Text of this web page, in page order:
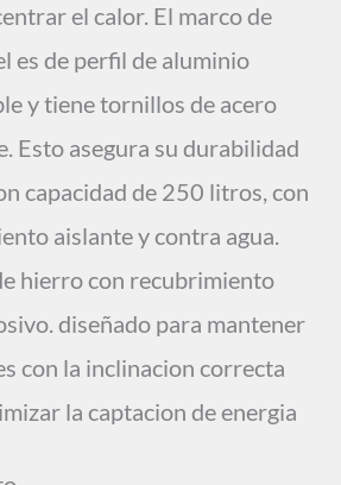
el calor. El marco de
es de perfil de aluminio
y tiene tornillos de acero
Esto asegura su durabilidad
capacidad de 250 litros, con
aislante y contra agua.
hierro con recubrimiento
diseñado para mantener
con la inclinacion correcta
la captacion de energia